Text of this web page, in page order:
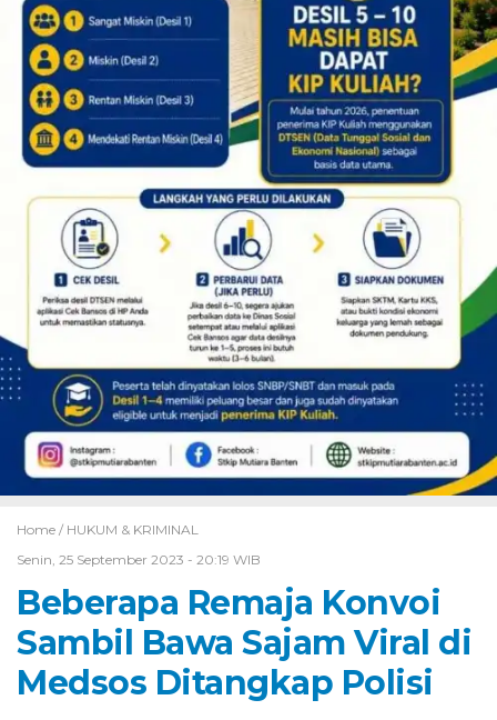
Home / HUKUM & KRIMINAL
Senin, 25 September 2023 - 20:19 WIB
Beberapa Remaja Konvoi
Sambil Bawa Sajam Viral di
Medsos Ditangkap Polisi